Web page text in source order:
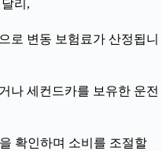
리,
로 변동 보험료가 산정됩니
나 세컨드카를 보유한 운전
확인하며 소비를 조절할